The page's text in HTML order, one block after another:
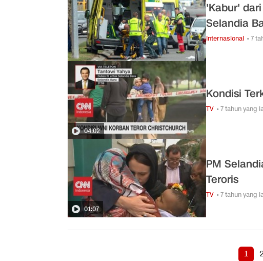
'Kabur'
Selandia
Internasional • 7
04:02
Kondisi
TV • 7 tahun yang
01:07
PM
Teroris
TV • 7 tahun yang
1